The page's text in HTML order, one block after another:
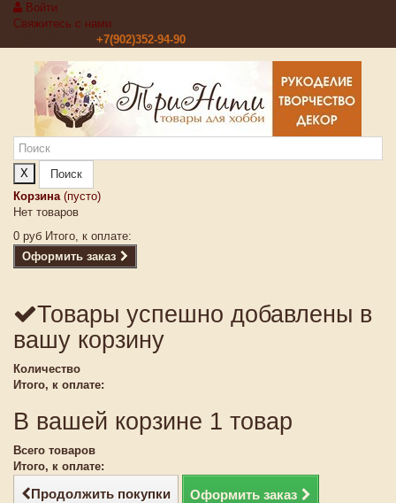
Войти
Свяжитесь с нами
+7(902)352-94-90
X
Поиск
Корзина (пусто)
Нет товаров
0 руб Итого, к оплате:
Оформить заказ
Товары успешно добавлены в
вашу корзину
Количество
Итого, к оплате:
В вашей корзине 1 товар
Всего товаров
Итого, к оплате:
Продолжить покупки Оформить заказ